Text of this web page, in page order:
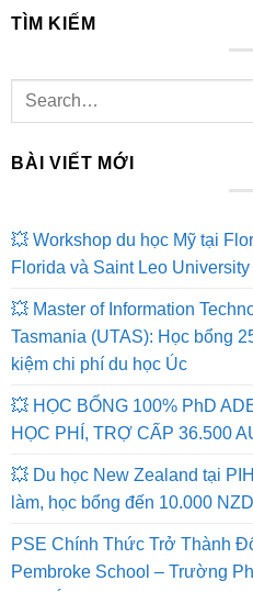
TÌM KIẾM
BÀI VIẾT MỚI
💥 Workshop du học Mỹ tại
Florida và Saint Leo University
💥 Master of Information
Tasmania (UTAS): Học bổng
kiệm chi phí du học Úc
💥 HỌC BỔNG 100% PhD
HỌC PHÍ, TRỢ CẤP 36.500
💥 Du học New Zealand tại
làm, học bổng đến 10.000 NZD
PSE Chính Thức Trở Thành
Pembroke School – Trường